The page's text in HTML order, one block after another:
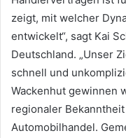
zeigt, mit welcher
entwickelt“, sagt Kai
Deutschland. „Unser
schnell und
Wackenhut gewinnen
regionaler
Automobilhandel.